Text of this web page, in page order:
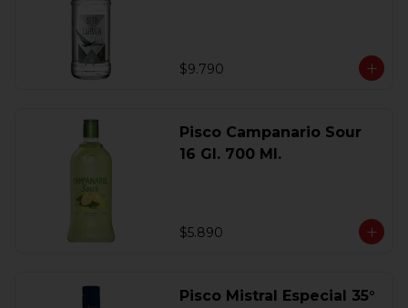
$9.790
Pisco Campanario Sour
16 Gl. 700 Ml.
$5.890
Pisco Mistral Especial 35°